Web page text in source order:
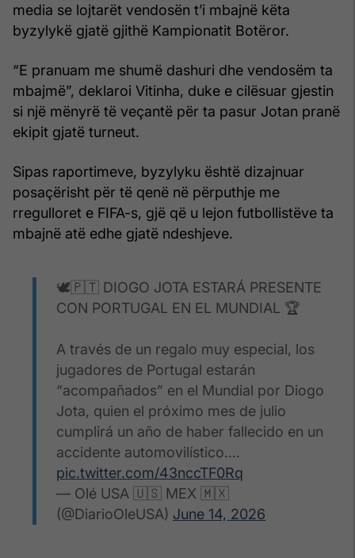
media se lojtarët vendosën t’i mbajnë këta
byzylykë gjatë gjithë Kampionatit Botëror.
“E pranuam me shumë dashuri dhe vendosëm ta
mbajmë”, deklaroi Vitinha, duke e cilësuar gjestin
si një mënyrë të veçantë për ta pasur Jotan pranë
ekipit gjatë turneut.
Sipas raportimeve, byzylyku është dizajnuar
posaçërisht për të qenë në përputhje me
rregulloret e FIFA-s, gjë që u lejon futbollistëve ta
mbajnë atë edhe gjatë ndeshjeve.
🕊️🇵🇹 DIOGO JOTA ESTARÁ PRESENTE
CON PORTUGAL EN EL MUNDIAL 🏆
A través de un regalo muy especial, los
jugadores de Portugal estarán
“acompañados” en el Mundial por Diogo
Jota, quien el próximo mes de julio
cumplirá un año de haber fallecido en un
accidente automovilístico.…
pic.twitter.com/43nccTF0Rq
— Olé USA 🇺🇸 MEX 🇲🇽
(@DiarioOleUSA) June 14, 2026